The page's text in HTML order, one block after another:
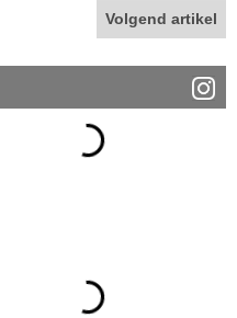
Volgend artikel